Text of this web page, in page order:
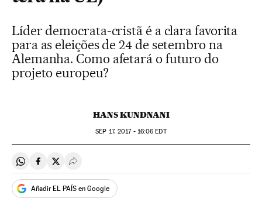
Líder democrata-cristã é a clara favorita
para as eleições de 24 de setembro na
Alemanha. Como afetará o futuro do
projeto europeu?
HANS KUNDNANI
SEP 17, 2017 - 16:06 EDT
Compartir en Whatsapp
Compartir en Facebook
Compartir en Twitter
Desplegar Redes Sociales
Añadir EL PAÍS en Google